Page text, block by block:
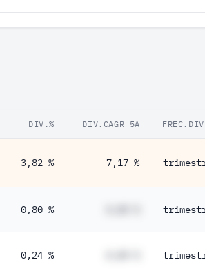
DIV.% DIV.CAGR 5A
3,82 % 7,17 %
0,80 %
0,24 %